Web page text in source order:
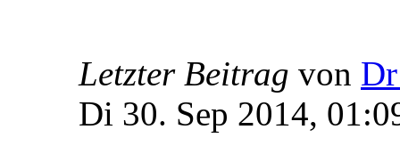
Letzter Beitrag von
Di 30. Sep 2014,